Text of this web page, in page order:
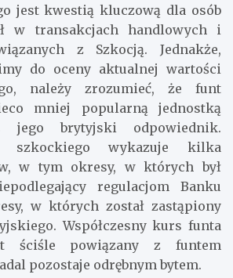
jest kwestią kluczową dla osób
w transakcjach handlowych i
z Szkocją. Jednakże,
do oceny aktualnej wartości
należy zrozumieć, że funt
mniej popularną jednostką
jego brytyjski odpowiednik.
szkockiego wykazuje kilka
w tym okresy, w których był
regulacjom Banku
w których został zastąpiony
Współczesny kurs funta
ściśle powiązany z funtem
pozostaje odrębnym bytem.